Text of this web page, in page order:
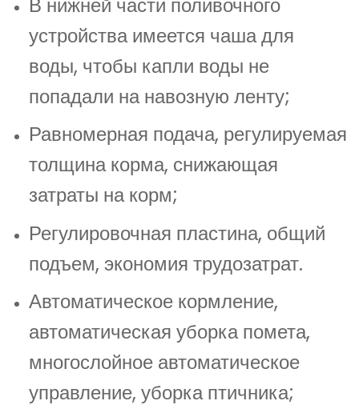
устройства имеется чаша для
воды, чтобы капли воды не
попадали на навозную ленту;
Равномерная подача, регулируемая
толщина корма, снижающая
затраты на корм;
Регулировочная пластина, общий
подъем, экономия трудозатрат.
Автоматическое кормление,
автоматическая уборка помета,
многослойное автоматическое
управление, уборка птичника;